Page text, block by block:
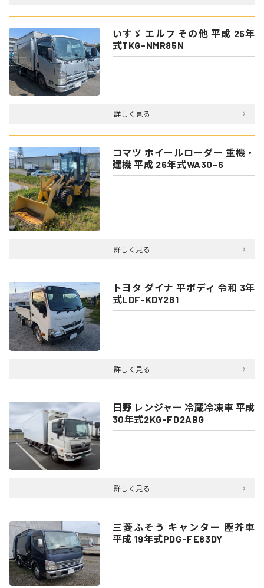
いすゞ エルフ その他 平成 25年
式TKG-NMR85N
詳しく見る
コマツ ホイールローダー 重機・
建機 平成 26年式WA30-6
詳しく見る
トヨタ ダイナ 平ボディ 令和 3年
式LDF-KDY281
詳しく見る
日野 レンジャー 冷蔵冷凍車 平成
30年式2KG-FD2ABG
詳しく見る
三菱ふそう キャンター 塵芥車
平成 19年式PDG-FE83DY